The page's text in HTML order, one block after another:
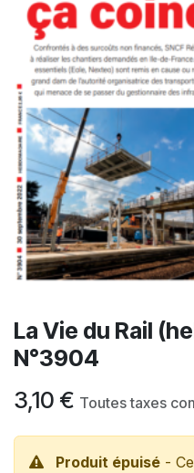
La Vie du Rail
N°3904
3,10 € Toutes taxes
Produit épuisé -